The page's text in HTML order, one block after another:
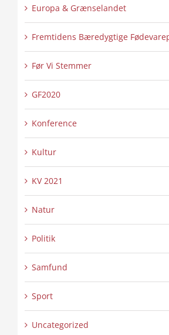
Europa & Grænselandet
Fremtidens Bæredygtige
Før Vi Stemmer
GF2020
Konference
Kultur
KV 2021
Natur
Politik
Samfund
Sport
Uncategorized